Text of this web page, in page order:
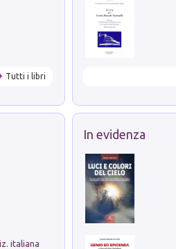
Tutti i libri
italiana
In evidenza